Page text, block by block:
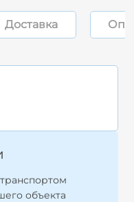
Доставка
объекта